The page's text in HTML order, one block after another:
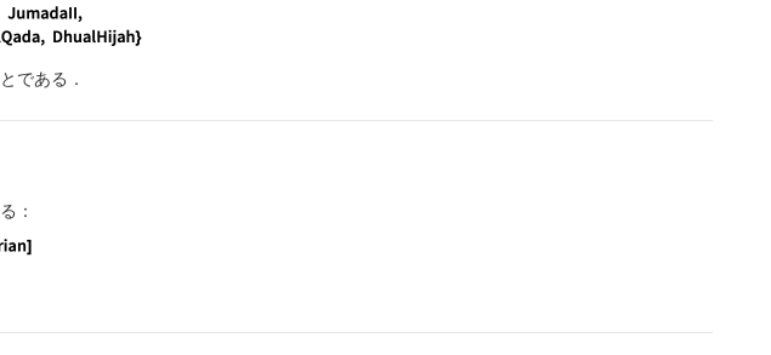
RabiaII, JumadaI, JumadaII, Rajab, Shaban, Ramadan, Shawwal, DhualQada,
である．
：